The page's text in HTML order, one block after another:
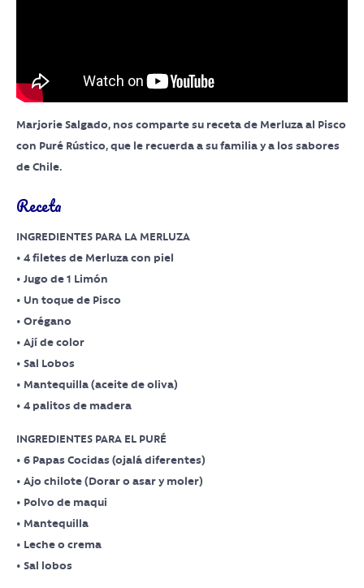
Marjorie Salgado, nos comparte su receta de Merluza al Pisco
con Puré Rústico, que le recuerda a su familia y a los sabores
de Chile.
Receta
INGREDIENTES PARA LA MERLUZA
• 4 filetes de Merluza con piel
• Jugo de 1 Limón
• Un toque de Pisco
• Orégano
• Ají de color
• Sal Lobos
• Mantequilla (aceite de oliva)
• 4 palitos de madera
INGREDIENTES PARA EL PURÉ
• 6 Papas Cocidas (ojalá diferentes)
• Ajo chilote (Dorar o asar y moler)
• Polvo de maqui
• Mantequilla
• Leche o crema
• Sal lobos